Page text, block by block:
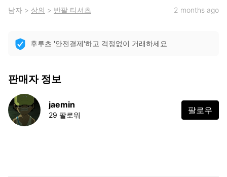
남자 > 상의 > 반팔 티셔츠 2 months ago
후루츠 '안전결제'하고 걱정없이 거래하세요
판매자 정보
jaemin
29 팔로워 팔로우